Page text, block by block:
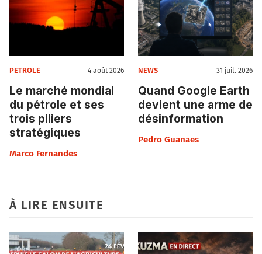
PETROLE 4 août 2026
Le marché mondial
du pétrole et ses
trois piliers
stratégiques
Marco Fernandes
NEWS 31 juil. 2026
Quand Google Earth
devient une arme de
désinformation
Pedro Guanaes
À LIRE ENSUITE